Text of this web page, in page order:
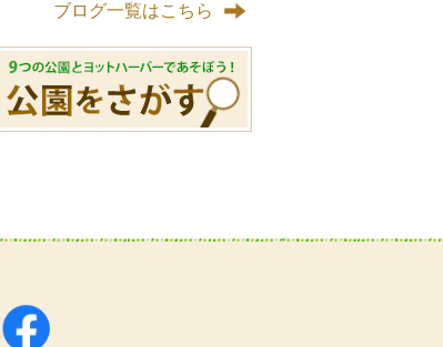
ブログ一覧はこちら